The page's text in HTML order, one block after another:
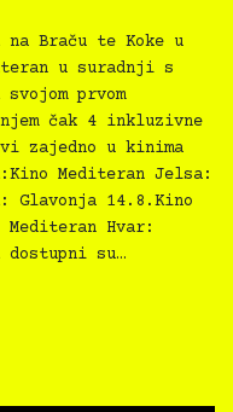
Braču te Koke u
u suradnji s
prvom
čak 4 inkluzivne
zajedno u kinima
Mediteran Jelsa:
Glavonja 14.8.Kino
Hvar:
dostupni su…